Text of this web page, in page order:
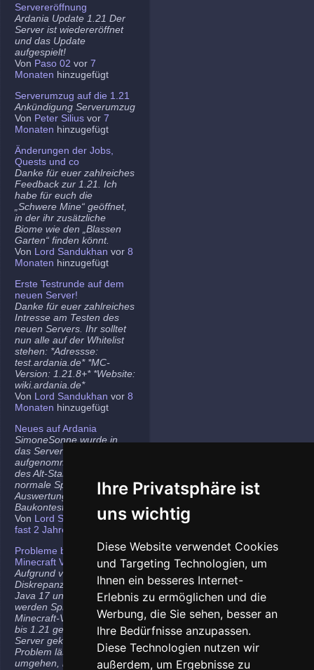
Ihre Privatsphäre ist
uns wichtig
Diese Website verwendet Cookies
und Targeting Technologien, um
Ihnen ein besseres Internet-
Erlebnis zu ermöglichen und die
Werbung, die Sie sehen, besser an
Ihre Bedürfnisse anzupassen.
Diese Technologien nutzen wir
außerdem, um Ergebnisse zu
Servereröffnung
Ardania Update 1.21 Der
Server ist wiedereröffnet
und das Update
aufgespielt!
Von Paso 02 vor 7
Monaten hinzugefügt
Serverumzug auf die 1.21
Ankündigung Serverumzug
Von Peter Silius vor 7
Monaten hinzugefügt
Änderungen der Jobs,
Quests und co
Danke für euer zahlreiches
Feedback zur 1.21. Ich
habe für euch die
„Schwere Mine“ geöffnet,
in der ihr zusätzliche
Biome wie den „Blassen
Garten“ finden könnt.
Von Lord Sandukhan vor 8
Monaten hinzugefügt
Erste Testrunde auf dem
neuen Server!
Danke für euer zahlreiches
Intresse am Testen des
neuen Servers. Ihr solltet
nun alle auf der Whitelist
stehen: *Adressse:
test.ardania.de* *MC-
Version: 1.21.8+* *Website:
wiki.ardania.de*
Von Lord Sandukhan vor 8
Monaten hinzugefügt
Neues auf Ardania
SimoneSonne wurde in
das Server-Team
aufgenommen, Freigabe
des Alt-Stammi Ranges für
normale Spieler,
Auswertung des letzten
Baukontest.
Von Lord Sandukhanvor
fast 2 Jahren
Probleme bei neueren
Minecraft Versionen
Aufgrund von
Diskrepanzen zwischen
Java 17 und Java 21
werden Spieler auf den
Minecraft-Versionen 1.20.5
bis 1.21 gelegentlich vom
Server gekickt. Das
Problem lässt sich
umgehen, indem ihr die